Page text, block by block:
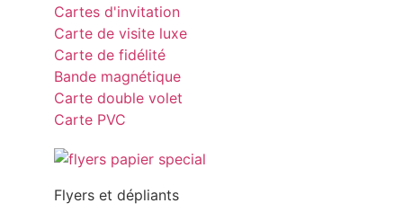
Cartes d'invitation
Carte de visite luxe
Carte de fidélité
Bande magnétique
Carte double volet
Carte PVC
Flyers et dépliants